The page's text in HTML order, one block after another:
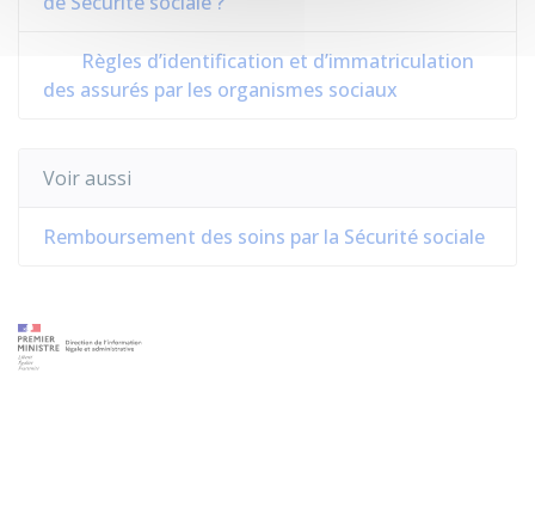
Règles d’identification et d’immatriculation
des assurés par les organismes sociaux
Voir aussi
Remboursement des soins par la Sécurité sociale